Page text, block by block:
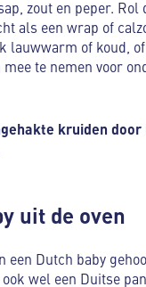
zout en peper. Rol
als een wrap of
lauwwarm of koud,
te nemen voor
kruiden
uit de oven
een Dutch baby
wel een Duitse